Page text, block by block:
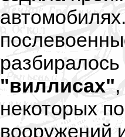
"виллисах"
некоторых
вооружений